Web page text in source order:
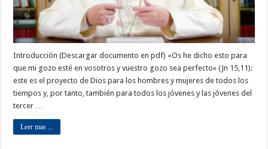
Introducción (Descargar documento en pdf) «Os he dicho esto para
que mi gozo esté en vosotros y vuestro gozo sea perfecto» (Jn 15,11):
este es el proyecto de Dios para los hombres y mujeres de todos los
tiempos y, por tanto, también para todos los jóvenes y las jóvenes del
tercer …
Leer mas ...